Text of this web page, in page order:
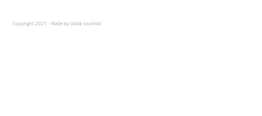
Copyright 2021 - Made by Oskar Łoziński